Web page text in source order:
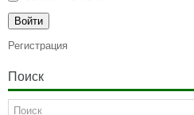
Регистрация
Поиск